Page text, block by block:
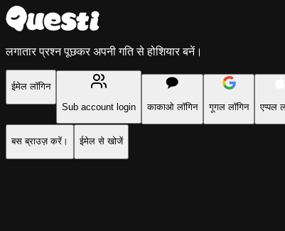
लगातार प्रश्न पूछकर अपनी गति से होशियार बनें।
ईमेल लॉगिन
Sub account login
काकाओ लॉगिन गूगल लॉगिन एप्पल
बस ब्राउज़ करें। ईमेल से खोजें
Questi - AI प्रॉब्लम सॉल्वर | कॉलेज की किताबों के समाधान | PDF